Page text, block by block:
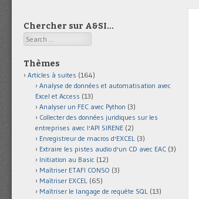
Chercher sur A&SI…
Search
Thèmes
Articles à suites (164)
Analyse de données et automatisation avec
Excel et Access (13)
Analyser un FEC avec Python (3)
Collecter des données juridiques sur les
entreprises avec l'API SIRENE (2)
Enregistreur de macros d'EXCEL (3)
Extraire les pistes audio d'un CD avec EAC (3)
Initiation au Basic (12)
Maîtriser ETAFI CONSO (3)
Maîtriser EXCEL (65)
Maîtriser le langage de requête SQL (13)